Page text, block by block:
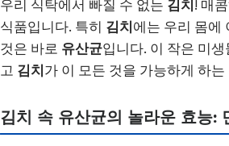
우리 식탁에서 빠질 수 없는 김치! 매
식품입니다. 특히 김치에는 우리 몸에
것은 바로 유산균입니다. 이 작은 미
고 김치가 이 모든 것을 가능하게 하
김치 속 유산균의 놀라운 효능: